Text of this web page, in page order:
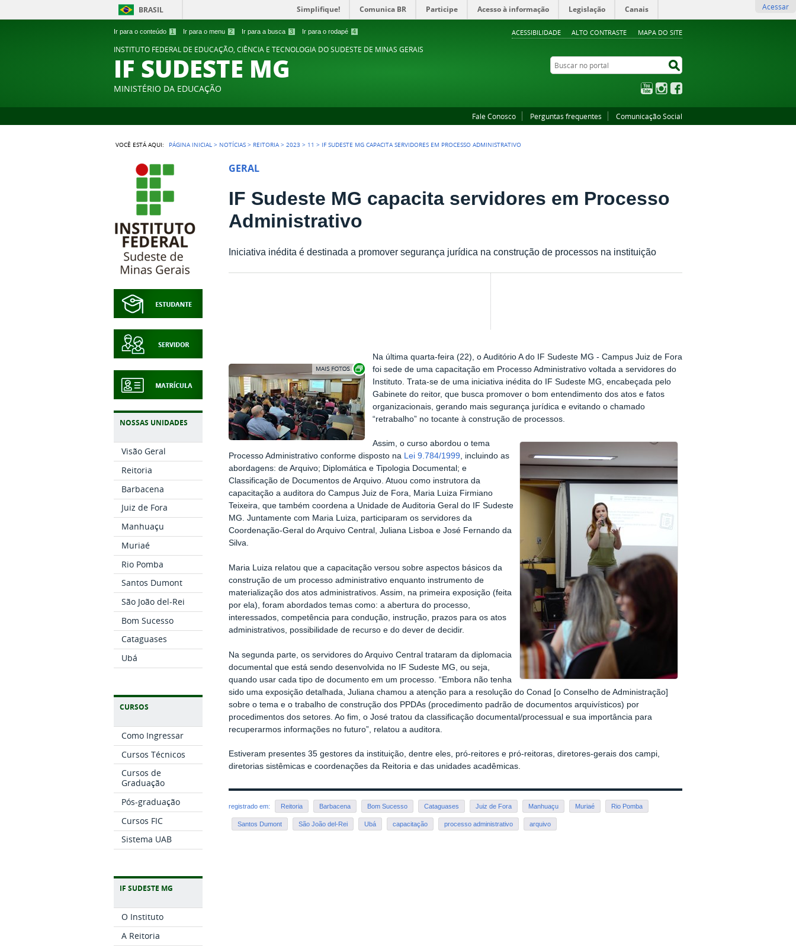
Ir para o conteúdo 1 Ir para o menu 2 Ir para a busca 3 Ir para o rodapé 4 ACESSIBILIDADE ALTO CONTRASTE MAPA DO SITE
BRASIL Simplifique! Comunica BR Participe Acesso à informação Legislação Canais Acessar
INSTITUTO FEDERAL DE EDUCAÇÃO, CIÊNCIA E TECNOLOGIA DO SUDESTE DE MINAS GERAIS
IF SUDESTE MG
MINISTÉRIO DA EDUCAÇÃO
Buscar no portal
YouTubeInstagram
Fale Conosco Perguntas frequentes Comunicação Social
VOCÊ ESTÁ AQUI: PÁGINA INICIAL > NOTÍCIAS > REITORIA >2023 > 11 > IF SUDESTE MG CAPACITA SERVIDORES EM PROCESSO ADMINISTRATIVO
NOSSAS UNIDADES
Visão Geral
Reitoria
Barbacena
Juiz de Fora
Manhuaçu
Muriaé
Rio Pomba
Santos Dumont
São João del-Rei
Bom Sucesso
Cataguases
Ubá
CURSOS
Como Ingressar
Cursos Técnicos
Cursos de
Graduação
Pós-graduação
Cursos FIC
Sistema UAB
IF SUDESTE MG
O Instituto
A Reitoria
GERAL
IF Sudeste MG capacita servidores em Processo
Administrativo
Iniciativa inédita é destinada a promover segurança jurídica na construção de processos na instituição
Exibir carrossel de imagens
Na última quarta-feira (22), o Auditório A do IF Sudeste MG - Campus Juiz de Fora
foi sede de uma capacitação em Processo Administrativo voltada a servidores do
Instituto. Trata-se de uma iniciativa inédita do IF Sudeste MG, encabeçada pelo
Gabinete do reitor, que busca promover o bom entendimento dos atos e fatos
organizacionais, gerando mais segurança jurídica e evitando o chamado
“retrabalho” no tocante à construção de processos.
Assim, o curso abordou o tema
Processo Administrativo conforme disposto na Lei 9.784/1999, incluindo as
abordagens: de Arquivo; Diplomática e Tipologia Documental; e
Classificação de Documentos de Arquivo. Atuou como instrutora da
capacitação a auditora do Campus Juiz de Fora, Maria Luiza Firmiano
Teixeira, que também coordena a Unidade de Auditoria Geral do IF Sudeste
MG. Juntamente com Maria Luiza, participaram os servidores da
Coordenação-Geral do Arquivo Central, Juliana Lisboa e José Fernando da
Silva.
Maria Luiza relatou que a capacitação versou sobre aspectos básicos da
construção de um processo administrativo enquanto instrumento de
materialização dos atos administrativos. Assim, na primeira exposição (feita
por ela), foram abordados temas como: a abertura do processo,
interessados, competência para condução, instrução, prazos para os atos
administrativos, possibilidade de recurso e do dever de decidir.
Na segunda parte, os servidores do Arquivo Central trataram da diplomacia
documental que está sendo desenvolvida no IF Sudeste MG, ou seja,
quando usar cada tipo de documento em um processo. “Embora não tenha
sido uma exposição detalhada, Juliana chamou a atenção para a resolução do Conad [o Conselho de Administração]
sobre o tema e o trabalho de construção dos PPDAs (procedimento padrão de documentos arquivísticos) por
procedimentos dos setores. Ao fim, o José tratou da classificação documental/processual e sua importância para
recuperarmos informações no futuro”, relatou a auditora.
Estiveram presentes 35 gestores da instituição, dentre eles, pró-reitores e pró-reitoras, diretores-gerais dos campi,
diretorias sistêmicas e coordenações da Reitoria e das unidades acadêmicas.
registrado em: Reitoria Barbacena Bom Sucesso Cataguases Juiz de Fora Manhuaçu Muriaé Rio Pomba
Santos Dumont São João del-Rei Ubá capacitação processo administrativo arquivo